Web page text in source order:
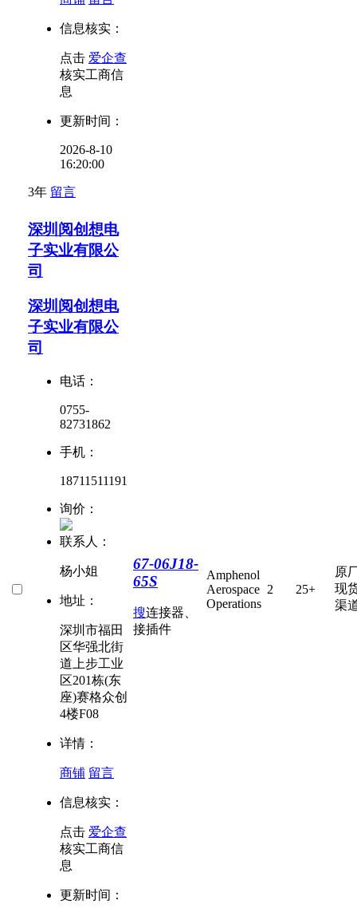
信息核实：
点击 爱企查
核实工商信
息
更新时间：
2026-8-10
16:20:00
3年 留言
深圳阅创想电
子实业有限公
司
深圳阅创想电
子实业有限公
司
电话：
0755-
82731862
手机：
18711511191
询价：
联系人：
杨小姐
地址：
深圳市福田
区华强北街
道上步工业
区201栋(东
座)赛格众创
4楼F08
详情：
商铺 留言
信息核实：
点击 爱企查
核实工商信
息
更新时间：
67-06J18-
65S
搜连接器、
接插件
Amphenol
Aerospace
Operations
2 25+
原
现
渠